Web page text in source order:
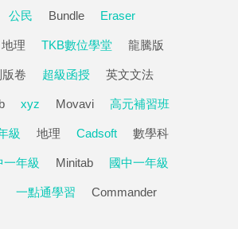
公民 Bundle Eraser
地理 TKB數位學堂 龍騰版
卷 超級函授 英文文法
xyz Movavi 高元補習班
級 地理 Cadsoft 數學科
一年級 Minitab 國中一年級
一點通學習 Commander